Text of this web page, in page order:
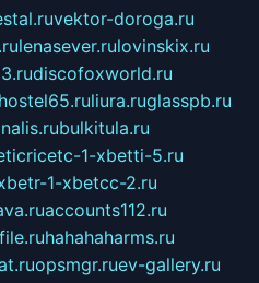
vektor-doroga.ru
lenasever.rulovinskix.ru
discofoxworld.ru
hostel65.ruliura.ruglasspb.ru
bulkitula.ru
1-xbetti-5.ru
1-xbetcc-2.ru
accounts112.ru
hahahaharms.ru
opsmgr.ruev-gallery.ru